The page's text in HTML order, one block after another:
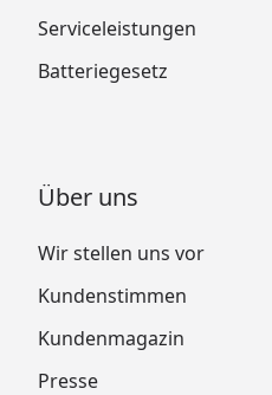
Serviceleistungen
Batteriegesetz
Über uns
Wir stellen uns vor
Kundenstimmen
Kundenmagazin
Presse